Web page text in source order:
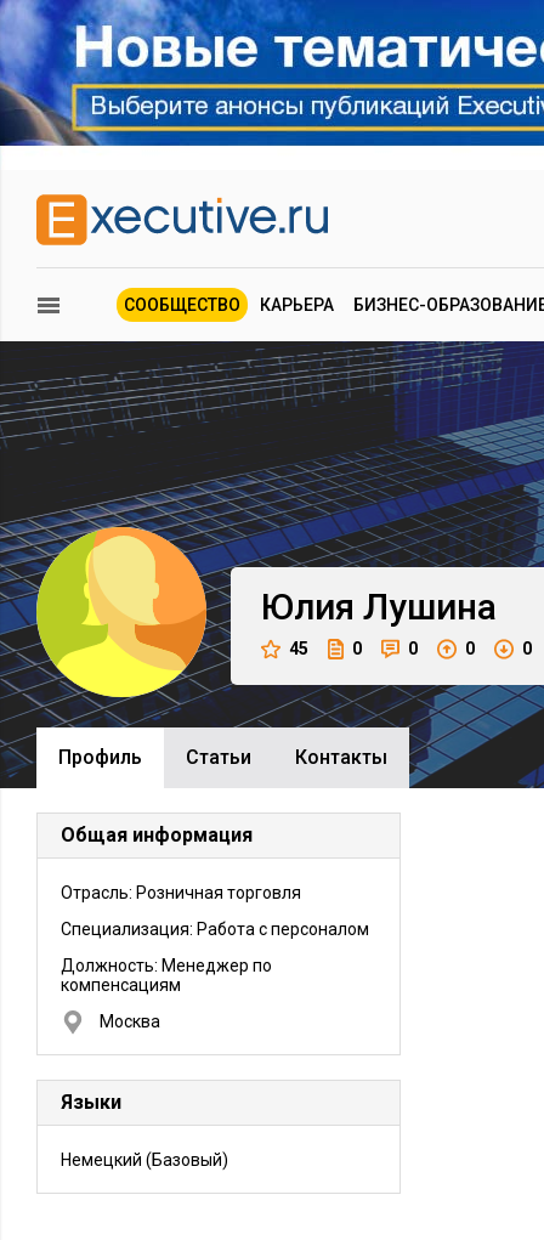
СООБЩЕСТВО КАРЬЕРА БИЗНЕС-
Юлия Лушина
45 0 0 0 0
Профиль Cтатьи Контакты
Общая информация
Отрасль: Розничная торговля
Специализация: Работа с персоналом
Должность: Менеджер по
компенсациям
Москва
Языки
Немецкий (Базовый)